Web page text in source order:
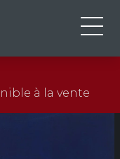
EN
FR
à la vente